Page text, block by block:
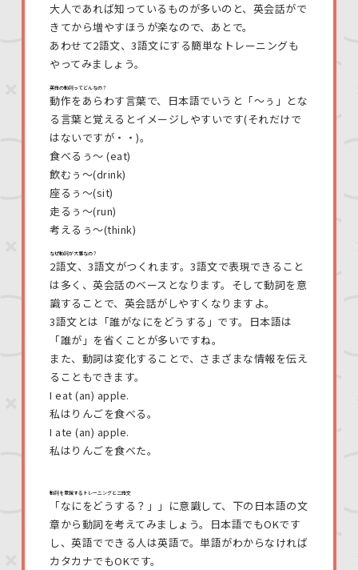
大人であれば知っているものが多いのと、英会話がで
きてから増やすほうが楽なので、あとで。
あわせて2語文、3語文にする簡単なトレーニングも
やってみましょう。
英語の動詞ってどんなの？
動作をあらわす言葉で、日本語でいうと「〜ぅ」とな
る言葉と覚えるとイメージしやすいです(それだけで
はないですが・・)。
食べるぅ〜 (eat)
飲むぅ〜(drink)
座るぅ〜(sit)
走るぅ〜(run)
考えるぅ〜(think)
なぜ動詞が大事なの？
2語文、3語文がつくれます。3語文で表現できること
は多く、英会話のベースとなります。そして動詞を意
識することで、英会話がしやすくなりますよ。
3語文とは「誰がなにをどうする」です。日本語は
「誰が」を省くことが多いですね。
また、動詞は変化することで、さまざまな情報を伝え
ることもできます。
I eat (an) apple.
私はりんごを食べる。
I ate (an) apple.
私はりんごを食べた。
動詞を意識するトレーニングと二語文
「なにをどうする？」」に意識して、下の日本語の文
章から動詞を考えてみましょう。日本語でもOKです
し、英語でできる人は英語で。単語がわからなければ
カタカナでもOKです。